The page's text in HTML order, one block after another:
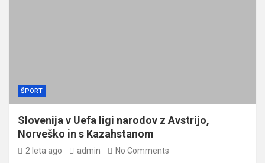
ŠPORT
Slovenija v Uefa ligi narodov z Avstrijo,
Norveško in s Kazahstanom
2 leta ago admin No Comments